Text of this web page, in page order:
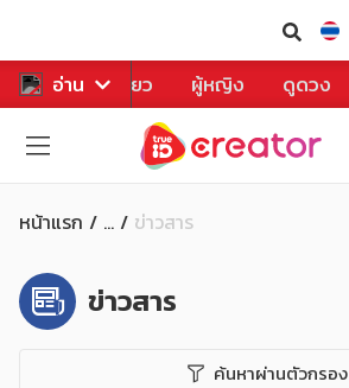
อ่าน
หาร ท่องเที่ยว ผู้หญิง ดูดวง
หน้าแรก ... ข่าวสาร
ข่าวสาร
ค้นหาผ่านตัวกรอง